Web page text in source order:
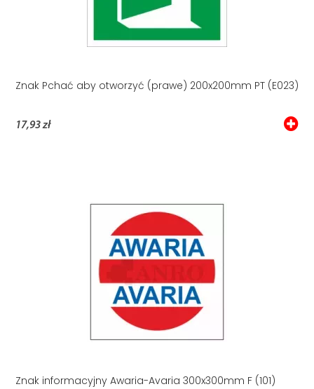
Znak Pchać aby otworzyć (prawe) 200x200mm PT (E023)
17,93 zł
Znak informacyjny Awaria-Avaria 300x300mm F (101)